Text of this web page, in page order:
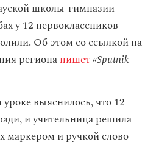
школы-гимназии
у 12 первоклассников
Об этом со ссылкой на
регионапишет«Sputnik
выяснилось, что 12
и учительница решила
маркером и ручкой слово